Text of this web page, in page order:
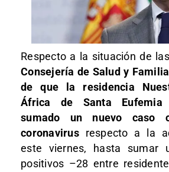
Respecto a la situación de
Consejería de Salud y
de que la residencia
África de Santa Eufemia
sumado un nuevo caso
coronavirusrespecto a la
este viernes, hasta sumar
positivos –28 entre